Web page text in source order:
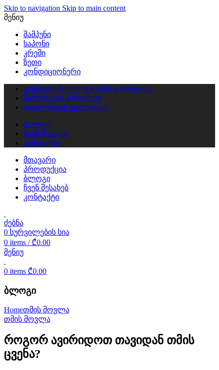
Skip to navigation Skip to main content
მენიუ
შამპუნი
საპონი
კრემი
ზეთი
კონდიციონერი
კონფიდენციალურობის პოლიტიკა
მიწოდების პირობები
დაბრუნების პოლიტიკა
ბლოგი
ჩვენ შესახებ
კონტაქტი
მთავარი
პროდუქცია
ბლოგი
ჩვენ შესახებ
კონტაქტი
ძებნა
0 სურვილების სია
0 items / ₾0.00
მენიუ
0 items ₾0.00
ბლოგი
Homeთმის მოვლა
თმის მოვლა
როგორ ავირიდოთ თავიდან თმის
ცვენა?